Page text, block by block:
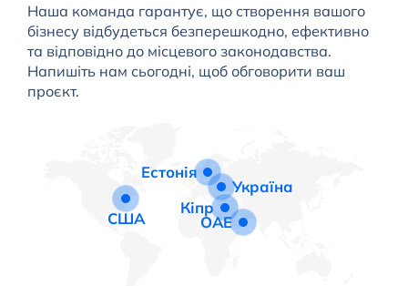
Наша команда гарантує, що створення вашого
бізнесу відбудеться безперешкодно, ефективно
та відповідно до місцевого законодавства.
Напишіть нам сьогодні, щоб обговорити ваш
проєкт.
Естонія
Україна
Кіпр
ОАЕ
США